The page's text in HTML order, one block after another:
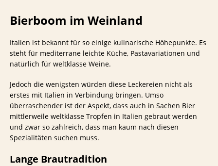
Bierboom im Weinland
Italien ist bekannt für so einige kulinarische Höhepunkte. Es
steht für mediterrane leichte Küche, Pastavariationen und
natürlich für weltklasse Weine.
Jedoch die wenigsten würden diese Leckereien nicht als
erstes mit Italien in Verbindung bringen. Umso
überraschender ist der Aspekt, dass auch in Sachen Bier
mittlerweile weltklasse Tropfen in Italien gebraut werden
und zwar so zahlreich, dass man kaum nach diesen
Spezialitäten suchen muss.
Lange Brautradition